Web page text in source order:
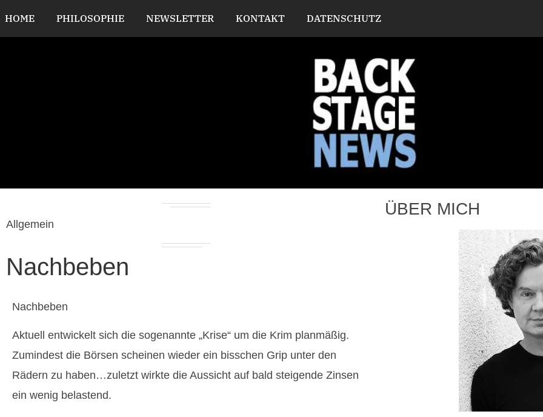
HOME PHILOSOPHIE NEWSLETTER KONTAKT DATENSCHUTZ
Allgemein
Nachbeben
Nachbeben
Aktuell entwickelt sich die sogenannte „Krise“ um die Krim planmäßig.
Zumindest die Börsen scheinen wieder ein bisschen Grip unter den
Rädern zu haben…zuletzt wirkte die Aussicht auf bald steigende Zinsen
ein wenig belastend.
ÜBER MICH